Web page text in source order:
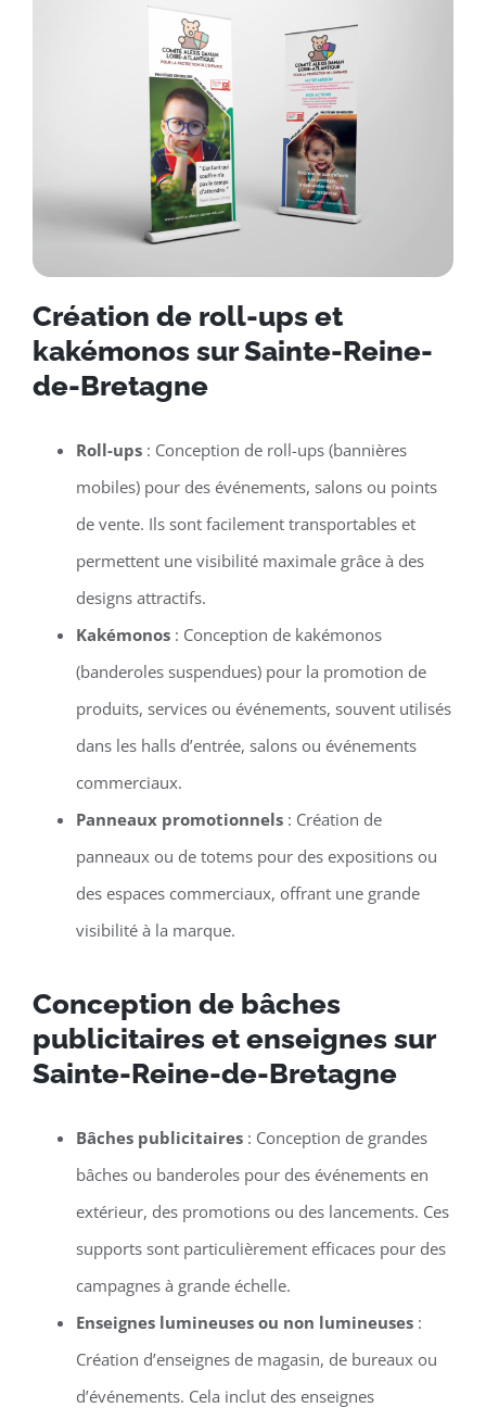
Création de roll-ups et
kakémonos sur Sainte-Reine-
de-Bretagne
Roll-ups: Conception de roll-ups (bannières
mobiles) pour des événements, salons ou points
de vente. Ils sont facilement transportables et
permettent une visibilité maximale grâce à des
designs attractifs.
Kakémonos: Conception de kakémonos
(banderoles suspendues) pour la promotion de
produits, services ou événements, souvent utilisés
dans les halls d’entrée, salons ou événements
commerciaux.
Panneaux promotionnels: Création de
panneaux ou de totems pour des expositions ou
des espaces commerciaux, offrant une grande
visibilité à la marque.
Conception de bâches
publicitaires et enseignes sur
Sainte-Reine-de-Bretagne
Bâches publicitaires: Conception de grandes
bâches ou banderoles pour des événements en
extérieur, des promotions ou des lancements. Ces
supports sont particulièrement efficaces pour des
campagnes à grande échelle.
Enseignes lumineuses ou non lumineuses:
Création d’enseignes de magasin, de bureaux ou
d’événements. Cela inclut des enseignes